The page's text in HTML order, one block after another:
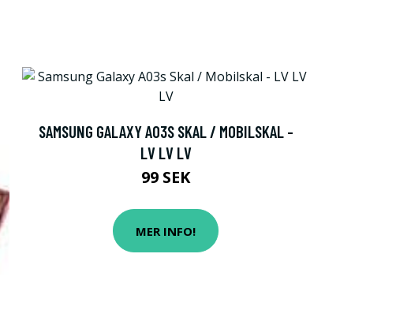
SAMSUNG GALAXY A03S SKAL / MOBILSKAL -
LV LV LV
99 SEK
MER INFO!